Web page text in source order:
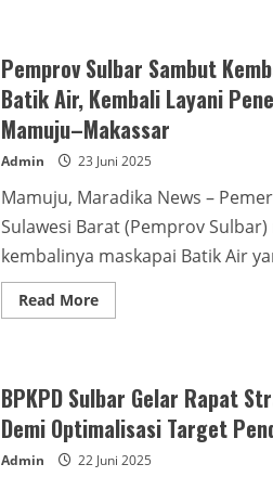
dengan
GAMKI-
GMKI:
Perkuat
Peran
Pemuda
dalam
Pembangunan
Daerah
Pemprov Sulbar Sambut
Batik Air, Kembali Layani
Mamuju–Makassar
Admin 23 Juni 2025
Mamuju, Maradika News –
Sulawesi Barat (Pemprov
kembalinya maskapai Batik Air
Read MoreRead
more
Kembalinya
Maskapai
Batik
Air,
Kembali
Layani
BPKPD Sulbar Gelar Rapat
Demi Optimalisasi Target
Admin 22 Juni 2025